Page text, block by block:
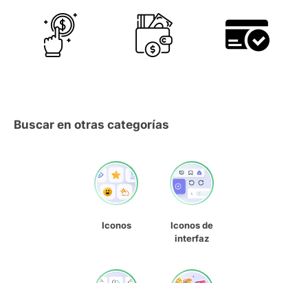
Buscar en otras categorías
Iconos
Iconos de
interfaz